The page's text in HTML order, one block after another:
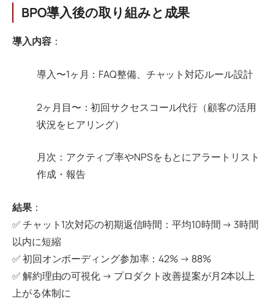
BPO導入後の取り組みと成果
導入内容：
導入〜1ヶ月：FAQ整備、チャット対応ルール設計
2ヶ月目〜：初回サクセスコール代行（顧客の活用
状況をヒアリング）
月次：アクティブ率やNPSをもとにアラートリスト
作成・報告
結果：
✅ チャット1次対応の初期返信時間：平均10時間 → 3時間
以内に短縮
✅ 初回オンボーディング参加率：42% → 88%
✅ 解約理由の可視化 → プロダクト改善提案が月2本以上
上がる体制に